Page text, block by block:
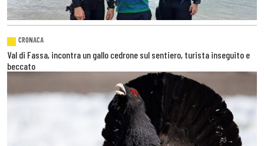
CRONACA
Val di Fassa, incontra un gallo cedrone sul sentiero, turista inseguito e
beccato